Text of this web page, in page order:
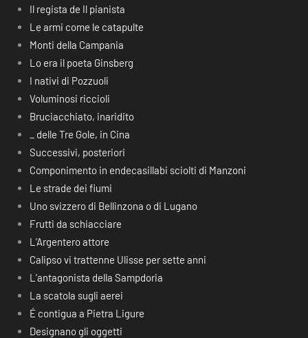
Il regista de Il pianista
Le armi come le catapulte
Monti della Campania
Lo era il poeta Ginsberg
I nativi di Pozzuoli
Voluminosi riccioli
Bruciacchiato, inaridito
_ delle Tre Gole, in Cina
Successivi, posteriori
Componimento in endecasillabi sciolti di Manzoni
Le strade dei fiumi
Uno svizzero di Bellinzona o di Lugano
Frutti da schiacciare
L’Argentero attore
Calipso vi trattenne Ulisse per sette anni
L’antagonista della Sampdoria
La scatola sugli aerei
É contigua a Pietra Ligure
Designano gli oggetti